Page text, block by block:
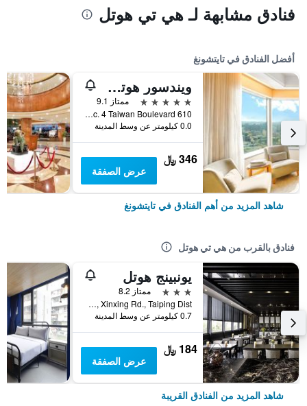
فنادق مشابهة لـ هي تي هوتل
أفضل الفنادق في تايتشونغ
ويندسور هوتل تايتشونج
5 نجوم
ممتاز 9.1
610 Sec. 4 Taiwan Boulevard, تايتشونغ, تايوان
0.0 كيلومتر عن وسط المدينة
346 ﷼
عرض الصفقة
شاهد المزيد من أهم الفنادق في تايتشونغ
فنادق بالقرب من هي تي هوتل
يونبينج هوتل
3 نجوم
ممتاز 8.2
No.106, Xinxing Rd., Taiping Dist, تايتشونغ, تايوان
0.7 كيلومتر عن وسط المدينة
184 ﷼
عرض الصفقة
شاهد المزيد من الفنادق القريبة